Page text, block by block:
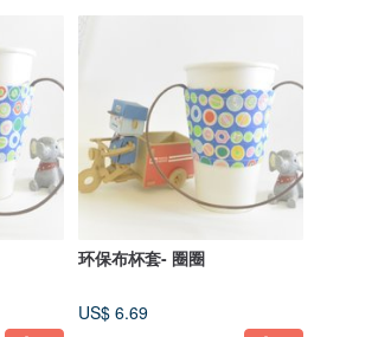
环保布杯套- 圈圈
US$ 6.69